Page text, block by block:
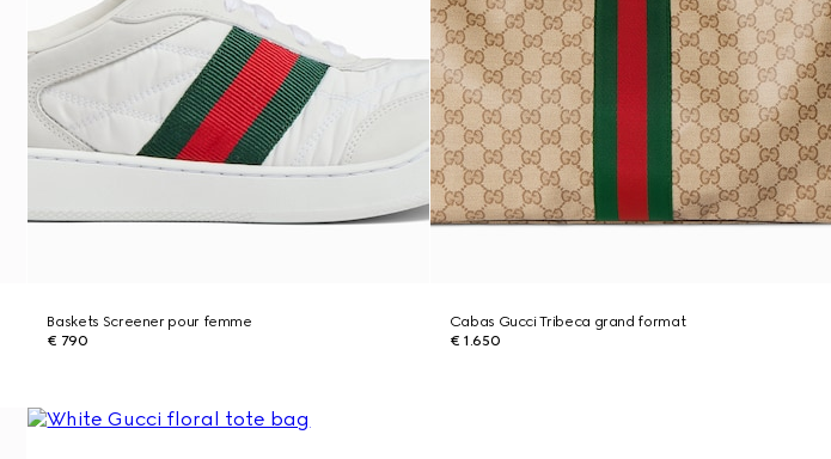
Baskets Screener pour femme
€ 790
Cabas Gucci Tribeca grand format
€ 1.650